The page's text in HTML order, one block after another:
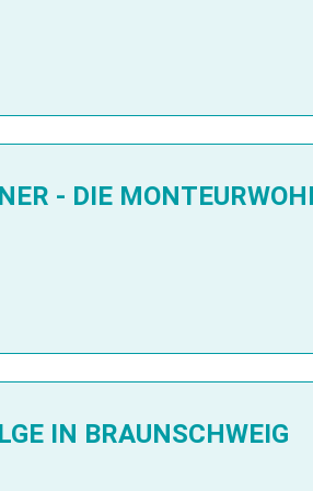
- DIE
IN BRAUNSCHWEIG